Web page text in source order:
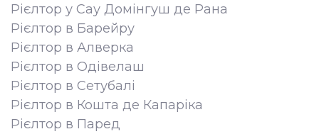
Рієлтор у Сау Домінгуш де Рана
Рієлтор в Барейру
Рієлтор в Алверка
Рієлтор в Одівелаш
Рієлтор в Сетубалі
Рієлтор в Кошта де Капаріка
Рієлтор в Паред